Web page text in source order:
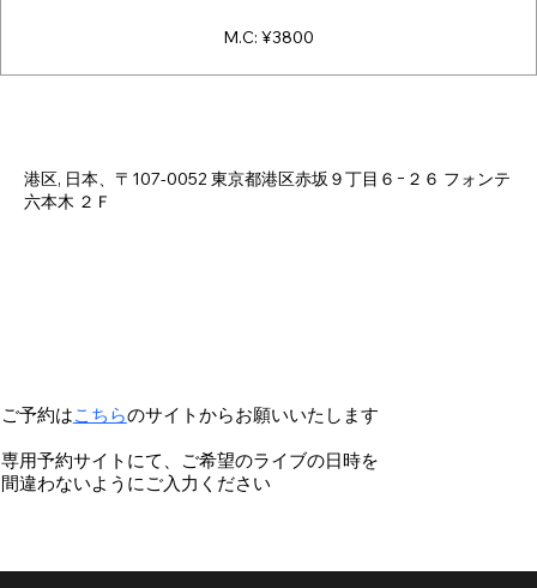
ご予約はこちらのサイトからお願いいたします
専用予約サイトにて、ご希望のライブの日時を
間違わないようにご入力ください
M.C: ¥3800
港区, 日本、〒107-0052 東京都港区赤坂９丁目６−２６ フォンテ
六本木 ２Ｆ